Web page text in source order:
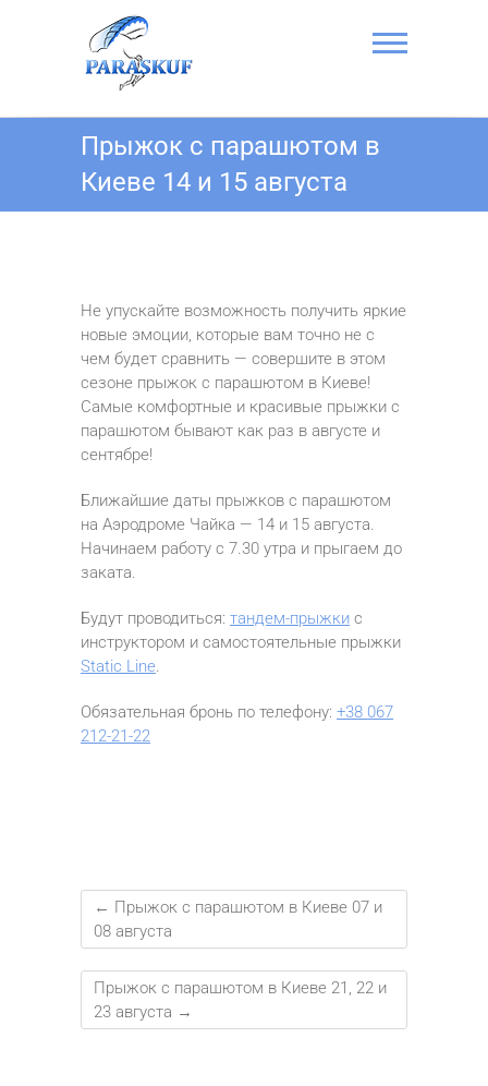
содержимому
Прыжок с
парашютом в
Киеве на
Прыжок с парашютом в
Киеве 14 и 15 августа
Не упускайте возможность получить яркие
новые эмоции, которые вам точно не с
чем будет сравнить — совершите в этом
сезоне прыжок с парашютом в Киеве!
Самые комфортные и красивые прыжки с
парашютом бывают как раз в августе и
сентябре!
Ближайшие даты прыжков с парашютом
на Аэродроме Чайка — 14 и 15 августа.
Начинаем работу с 7.30 утра и прыгаем до
заката.
Будут проводиться: тандем-прыжки с
инструктором и самостоятельные прыжки
Static Line.
Обязательная бронь по телефону: +38 067
212-21-22
← Прыжок с парашютом в Киеве 07 и
08 августа
Прыжок с парашютом в Киеве 21, 22 и
23 августа →